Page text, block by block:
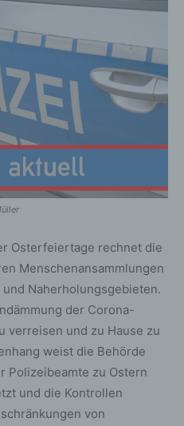
Osterfeiertage rechnet die
Menschenansammlungen
Naherholungsgebieten.
der Corona-
verreisen und zu Hause zu
weist die Behörde
Polizeibeamte zu Ostern
und die Kontrollen
von